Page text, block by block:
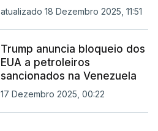
atualizado 18 Dezembro 2025, 11:51
Trump anuncia bloqueio dos
EUA a petroleiros
sancionados na Venezuela
17 Dezembro 2025, 00:22